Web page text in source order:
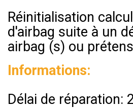
Réinitialisation
d'airbag suite à un
airbag (s) ou
Informations:
Délai de réparation: